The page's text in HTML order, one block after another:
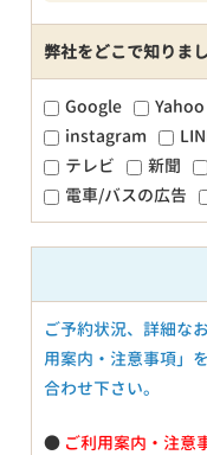
弊社をどこで知りま
Google Yahoo
instagram
テレビ
新聞
電車/バスの広告
ご予約状況、詳細な
用案内・注意事項」
合わせ下さい。
● ご利用案内・注意